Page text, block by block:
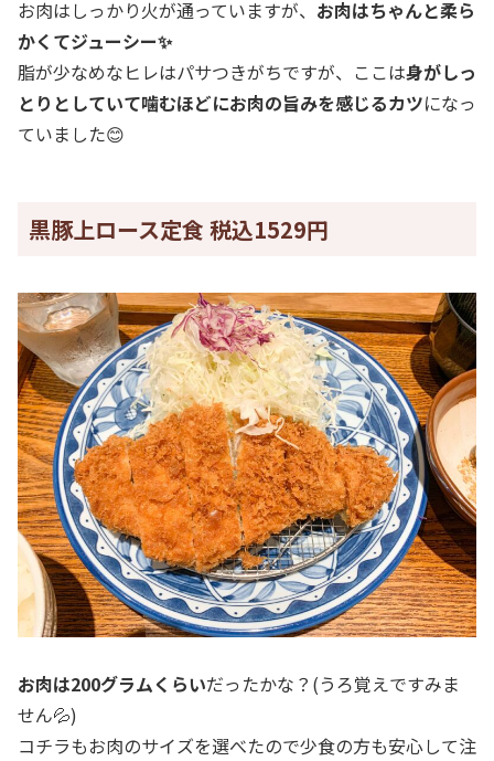
お肉はしっかり火が通っていますが、 お肉はちゃんと柔ら
かくてジューシー✨
脂が少なめなヒレはパサつきがちですが、ここは身がしっ
とりとしていて噛むほどにお肉の旨みを感じるカツになっ
ていました😊
黒豚上ロース定食 税込1529円
お肉は200グラムくらいだったかな？(うろ覚えですみま
せん💦)
コチラもお肉のサイズを選べたので少食の方も安心して注